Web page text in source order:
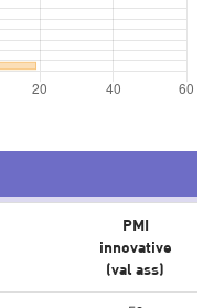
PMI
innovative
(val ass)